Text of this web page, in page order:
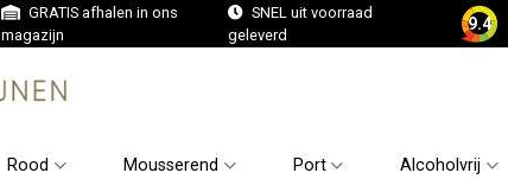
GRATIS afhalen in ons
magazijn
SNEL uit voorraad
geleverd
9.4
Rood Mousserend Port Alcoholvrij